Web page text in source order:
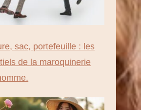
sac, portefeuille : les
de la maroquinerie